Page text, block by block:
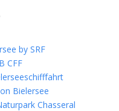
by SRF
CFF
Bielersee
Chasseral